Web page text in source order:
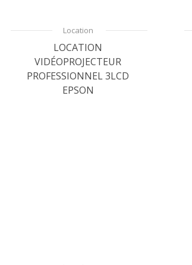
Location
LOCATION
VIDÉOPROJECTEUR
PROFESSIONNEL 3LCD
EPSON